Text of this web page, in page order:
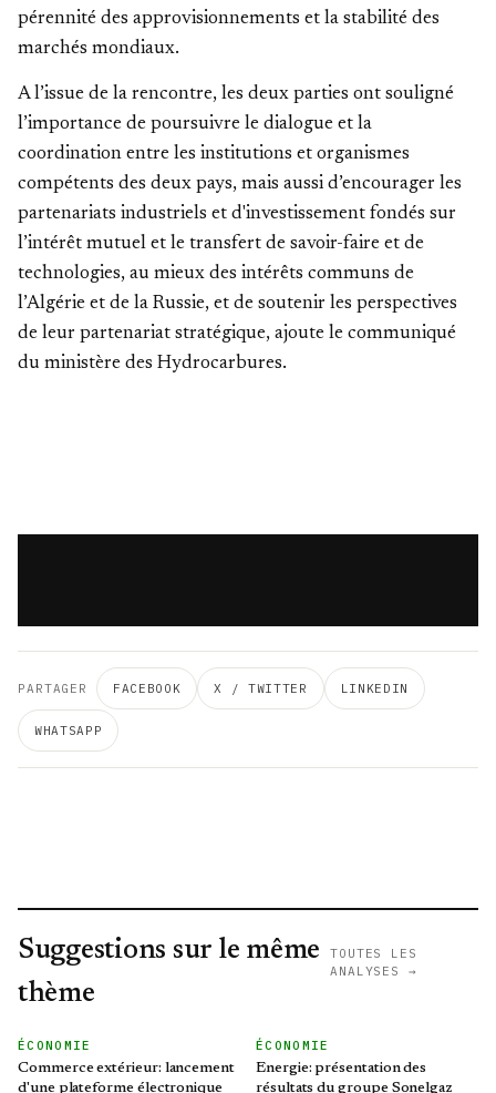
pérennité des approvisionnements et la stabilité des
marchés mondiaux.
A l’issue de la rencontre, les deux parties ont souligné
l’importance de poursuivre le dialogue et la
coordination entre les institutions et organismes
compétents des deux pays, mais aussi d’encourager les
partenariats industriels et d'investissement fondés sur
l’intérêt mutuel et le transfert de savoir-faire et de
technologies, au mieux des intérêts communs de
l’Algérie et de la Russie, et de soutenir les perspectives
de leur partenariat stratégique, ajoute le communiqué
du ministère des Hydrocarbures.
PARTAGER FACEBOOK X / TWITTER LINKEDIN
WHATSAPP
Suggestions sur le même
thème
TOUTES LES
ANALYSES →
ÉCONOMIE
Commerce extérieur: lancement
d'une plateforme électronique
ÉCONOMIE
Energie: présentation des
résultats du groupe Sonelgaz